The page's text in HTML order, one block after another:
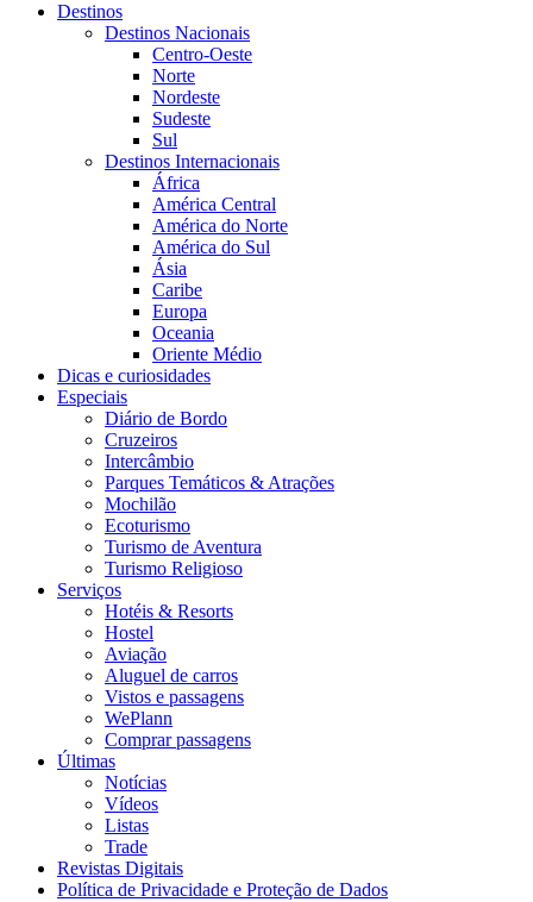
Destinos
Destinos Nacionais
Centro-Oeste
Norte
Nordeste
Sudeste
Sul
Destinos Internacionais
África
América Central
América do Norte
América do Sul
Ásia
Caribe
Europa
Oceania
Oriente Médio
Dicas e curiosidades
Especiais
Diário de Bordo
Cruzeiros
Intercâmbio
Parques Temáticos & Atrações
Mochilão
Ecoturismo
Turismo de Aventura
Turismo Religioso
Serviços
Hotéis & Resorts
Hostel
Aviação
Aluguel de carros
Vistos e passagens
WePlann
Comprar passagens
Últimas
Notícias
Vídeos
Listas
Trade
Revistas Digitais
Política de Privacidade e Proteção de Dados